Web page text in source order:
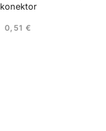
konektor
0,51€